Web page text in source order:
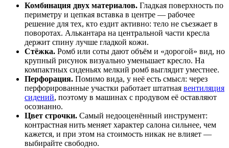
Комбинация двух материалов. Гладкая поверхность по
периметру и цепкая вставка в центре — рабочее
решение для тех, кто ездит активно: тело не съезжает в
поворотах. Алькантара на центральной части кресла
держит спину лучше гладкой кожи.
Стёжка. Ромб или соты дают объём и «дорогой» вид, но
крупный рисунок визуально уменьшает кресло. На
компактных сиденьях мелкий ромб выглядит уместнее.
Перфорация. Помимо вида, у неё есть смысл: через
перфорированные участки работает штатная вентиляция
сидений, поэтому в машинах с продувом её оставляют
осознанно.
Цвет строчки. Самый недооценённый инструмент:
контрастная нить меняет характер салона сильнее, чем
кажется, и при этом на стоимость никак не влияет —
выбирайте свободно.